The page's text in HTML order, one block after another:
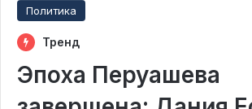
Политика
Тренд
Эпоха Перуашева